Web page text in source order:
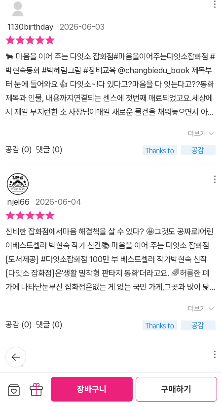
장바구니 구매하기
어주는 젓가락, 꼭 보고 싶어 하는 사람을 볼 수 있는 돋보기까지, 아
시선을 사로잡는 건, 바로 세상에서 가장 부지런하다는 소 사장님이
있다는 것이라지요. 소 사장님은 옛이야기 '소가 된 게으름뱅이'에서
모티브를 따온 인물이라고 하니, 왜 세상에서 가장 부지런한지를 알
것 같지요? <다잇소 잡화점 : 마음을 이어주는>은 오해로 단짝 친
구와 사이가 멀어진 '담'이 마음과 마음을 이어주는 특별한 물건 '소
탈'을 얻게 되면서 벌어지는 일들을 따뜻하면서도 유머러스하게 담아
낸 이야기로, 친구 사이의 갈등은 서로의 마음을 이해하고 진심으로
소통할 때 풀릴 수 있다는 것을, 상대방의 마음을 헤아리며 먼저 손을
내밀 수 있는 용기가 필요하다는 메시지를 전합니다. 무엇보다 판타
로서, '이해와 소통의 중요성'을 효과적으로 전달하는 역할을 하는 것
과 더불어 갈등 해결 과정을 신비로우면서도 재미있게 보여 주어 이
야기에 대한 몰입감을 높입니다. 꿈오리 한줄평 : 판타지와 현실을
시 오해했던 경험은 없었어?'이런 이야기를 나누어 보기에도좋은 책
이었어요.꼭 추천하고 싶은따뜻한 성장 동화입니다.📚창비교육 출판
사에서책을 보내주셨어요!덕분에 사랑스러운이야기 잘 읽고,제 마음
을 담아 서평으로 남겨봅니다 😊감사합니다, 창비교육🤍#도서제공
#다잇소잡화점#박현숙동화 #어린이동화#창비교육
같아서운함과 배신감을 느낍니다. 소영이가 나를 배신한 것 같고,둘
사이에 나만 모르는 무언가가 생긴 것 같고,그 마음은 점점 커져 갑니
다. 어느 순간 담이의 마음속에는높고 단단한 벽이 생겨 버립니
다. 그러다 담이는 우연히‘다잇소 잡화점’에 들어가게 됩니다. 있을
건 다 있고,없을 건 없는 곳. 날마다 새로운 물건이 들어오는이상하
고도 신기한 잡화점. 그곳에는마음을 이어 주는 ‘소탈’을 비롯해어린
이라면 한 번쯤 상상해 봤을재미있는 물건들이 가득합니다. 이 책이
좋았던 건친구 사이의 오해를너무 쉽게 해결하려고 하지 않는다는 점
이었습니다. “사과하면 돼.”“다시 친하게 지내면 되잖아.” 어른들
은 가끔 이렇게 말하지만,아이들 마음은 그렇게 단순하지 않을 때가
많잖아요. 좋아하는 친구라서 더 서운하고,친한 친구라서 더 속상하
간도 있으니까요. 이 책은 그런 담이의 마음을아이의 시선에서 천천
히 따라갑니다. 그래서 읽다 보면 “나도 이런 적 있는데…” 이 책을
읽는 아이들 중에도조용히 자기 마음을 떠올리는 아이가있을 것 같았
습니다. 친구 사이의 문제는정답처럼 딱 해결되는 일이 아니잖아
요. 그래서 이 책이 더 좋았습니다. 누가 맞고 틀렸는지를 따지기보
다,내 마음을 먼저 들여다보고상대의 마음도 다시 바라보게 해 주니
까요. 현실적인 친구 고민에서 시작하지만,‘다잇소’라는 공간이 등장
하면서 이야기는 훨씬 더 재미있어집니다. 수상하지만 따뜻한 소 사
장,마음을 이어 주는 신기한 물건,그리고 아직 다 밝혀지지 않은 잡화
해, 사과, 화해에 대해자연스럽게 생각해 볼 수 있고현실과 판타지가
적당히 섞여 있는 동화책. < 다잇소 잡화점 : 마음을 이어 주는 > 그곳
에서 가장 반짝이는 물건은어쩌면서로의 마음을 다시 바라보게 해 주
는작은 용기였는지도 모르겠습니다. 친구 관계로 속상했던 아이,상
상력 가득한 판타지 동화를 좋아하는 아이,박현숙 작가님의 이야기를
좋아하는 아이,저학년 읽기 독립용 동화를 찾는 부모님께이 책을 추
천해 봅니다. 창비교육감사합니다.#포포리서평2026_75 #박현숙
1130birthday 2026-06-03
🐂 마음을 이어 주는 다잇소 잡화점#마음을이어주는다잇소잡화점 #
박현숙동화 #박혜림그림 #창비교육 @changbiedu_book 제목부
터 눈에 들어와요 👍 다잇소~!다 있다고?마음을 다 잇는다고??동화
제목과 인물, 내용까지연결되는 센스에 첫번째 매료되었고요.세상에
서 제일 부지런한 소 사장님이매일 새로운 물건을 채워놓으면서 아이
고 다정하거나 친절하지는 않아요.또 대놓고 도와주는 것이 아니라아
이들 스스로 마음을 돌아볼 수 있게 해주고속상한 마음에 귀를 기울
여주는 것만으로도마음을 살살 간질여줍니다.이 동화에서는 사소한
오해가 이어지면서단짝 친구인 소영이에게 서운함을 느끼는 담이의
이야기가 나오는데요. 제대로 사실을 알아보지도 않고 친구의 마음을
오해하면서 갈등이 깊어지게 되어요. 3자의 입장에서 본 담이의 행동
이 미성숙하기도 하고 또 경솔하기도 한데요. 돌이켜보면 우리들 역
시 사소한 오해와 잘못으로 친구에게 상처를 주기도 하고 서로간에
오해가 생겼던 경험도 있을 거예요. 그런 부분에서 스스로를 돌아보
기도 했는데요.담이는 다잇소 잡화점에서 얻게 된 소탈을 쓰면서그동
안 오해했던 일에 대한 진실과 소영이의 마음을 알아차리게 되어요!
지금 이순간 담이에게 필요한건?빠르게 잘못을 인정하고 용기내어
사과하는 것이죠.친구사이에서 생길 수 있는 관계 갈등을 재미나고도
지혜롭게 풀어낸 동화아이들과 함께 읽어보면서✔️ 친구사이에 오해
과하는 용기에 대해이야기 나누어보면 좋을 것 같아요.
더보기
공감 (0) 댓글 (0)
njel66 2026-06-04
신비한 잡화점에서마음 해결책을 살 수 있다? 🤩그것도 공짜로!어린
이베스트셀러 박현숙 작가 신간📚 마음을 이어 주는 다잇소 잡화점
[도서제공] #다잇소잡화점 100만 부 베스트셀러 작가박현숙 신작
[다잇소 잡화점]은'생활 밀착형 판타지 동화'더라고요. 🌈허름한 폐
가에 나타난눈부신 잡화점은없는 게 없는 국민 가게,그곳과 많이 닮
을 자극했지요.소소 초등학교 앞에 나타난다잇소 잡화점의 소 사장님
❗️이야기 시작부터'말놀이를 연상시켜서' 재미있었어요.다잇소의 소
사장님은우직하게 할 일만 부지런히 하면서도소소 초등학교 손님들
에게툭툭 던져 주는 말들이 따뜻했어요.게다가 소 사장님이직접 만든
특별한 물건도 있다고 하니호기심 팡팡 ㅎㅎ아이들이 뽑기를 참 좋아
하는데소 탈 뽑기는 정말 신박했어요.소 탈 뽑기 기계에서는 필요한
사람에게알맞은 탈이 나온다고 해요.엑스레이를 찍는 자세로소 탈 뽑
더보기
공감 (0) 댓글 (0)
2026-06-08
뒤로가
기